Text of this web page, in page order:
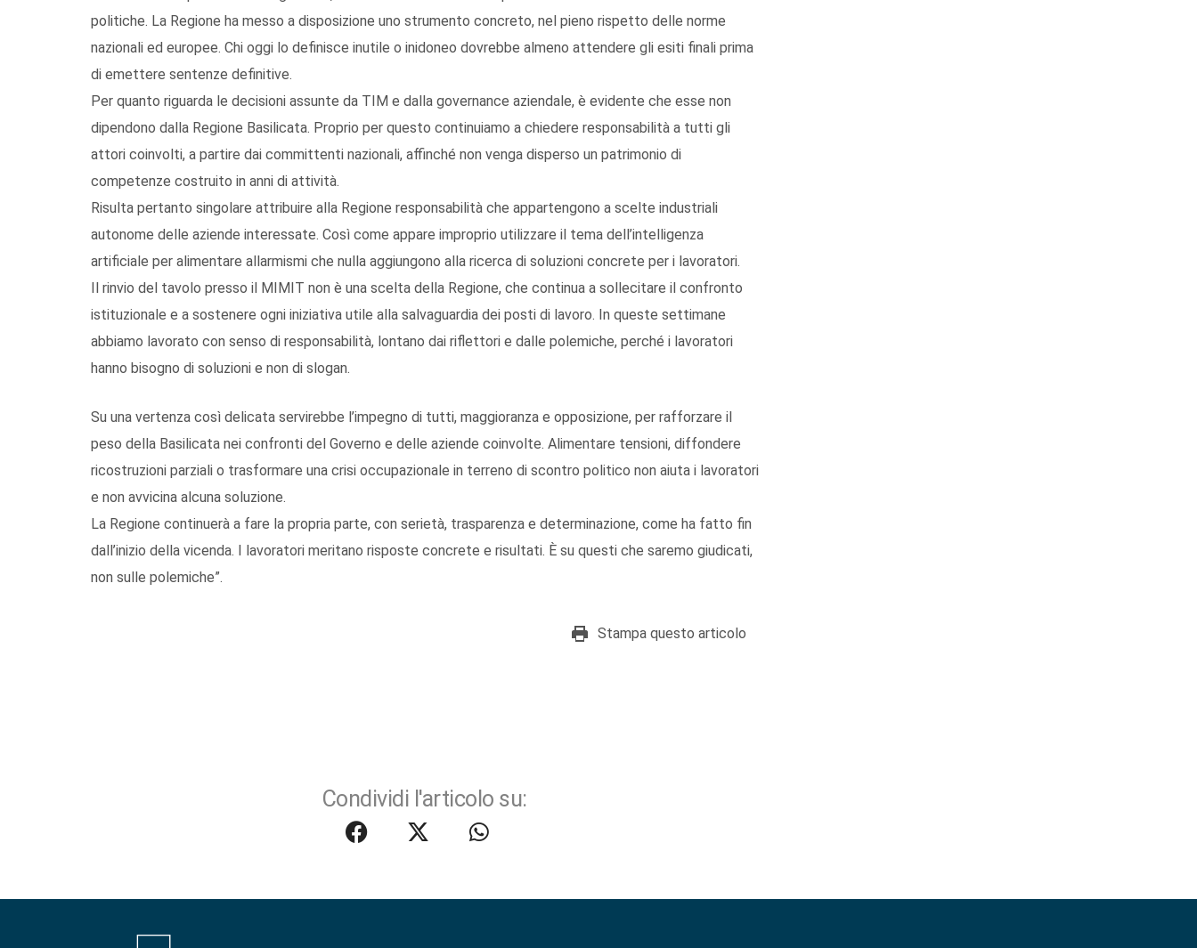
politiche. La Regione ha messo a disposizione uno strumento concreto, nel pieno rispetto delle norme
nazionali ed europee. Chi oggi lo definisce inutile o inidoneo dovrebbe almeno attendere gli esiti finali prima
di emettere sentenze definitive.
Per quanto riguarda le decisioni assunte da TIM e dalla governance aziendale, è evidente che esse non
dipendono dalla Regione Basilicata. Proprio per questo continuiamo a chiedere responsabilità a tutti gli
attori coinvolti, a partire dai committenti nazionali, affinché non venga disperso un patrimonio di
competenze costruito in anni di attività.
Risulta pertanto singolare attribuire alla Regione responsabilità che appartengono a scelte industriali
autonome delle aziende interessate. Così come appare improprio utilizzare il tema dell’intelligenza
artificiale per alimentare allarmismi che nulla aggiungono alla ricerca di soluzioni concrete per i lavoratori.
Il rinvio del tavolo presso il MIMIT non è una scelta della Regione, che continua a sollecitare il confronto
istituzionale e a sostenere ogni iniziativa utile alla salvaguardia dei posti di lavoro. In queste settimane
abbiamo lavorato con senso di responsabilità, lontano dai riflettori e dalle polemiche, perché i lavoratori
hanno bisogno di soluzioni e non di slogan.
Su una vertenza così delicata servirebbe l’impegno di tutti, maggioranza e opposizione, per rafforzare il
peso della Basilicata nei confronti del Governo e delle aziende coinvolte. Alimentare tensioni, diffondere
ricostruzioni parziali o trasformare una crisi occupazionale in terreno di scontro politico non aiuta i lavoratori
e non avvicina alcuna soluzione.
La Regione continuerà a fare la propria parte, con serietà, trasparenza e determinazione, come ha fatto fin
dall’inizio della vicenda. I lavoratori meritano risposte concrete e risultati. È su questi che saremo giudicati,
non sulle polemiche”.
Stampa questo articolo
Condividi l'articolo su: